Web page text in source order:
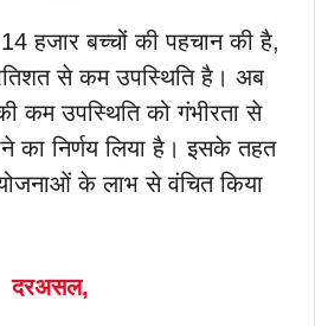
हजार बच्चों की पहचान की है,
से कम उपस्थिति है। अब
की कम उपस्थिति को गंभीरता से
का निर्णय लिया है। इसके तहत
के लाभ से वंचित किया
दरअसल,